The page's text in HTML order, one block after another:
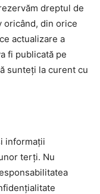
dreptul de
oricând, din orice
actualizare a
fi publicată pe
sunteți la curent cu
informații
terți. Nu